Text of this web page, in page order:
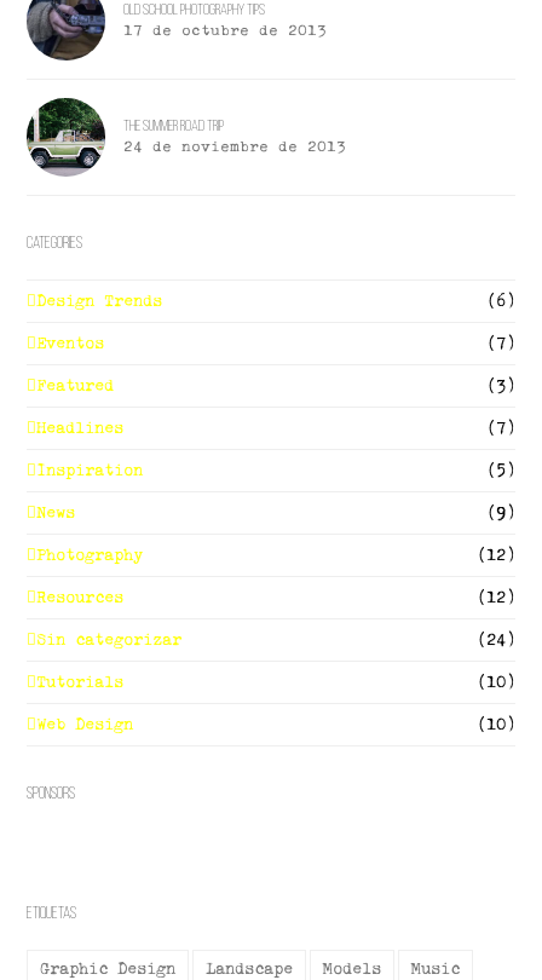
Old School Photography Tips
17 de octubre de 2013
The Summer Road Trip
24 de noviembre de 2013
Categories
Design Trends (6)
Eventos (7)
Featured (3)
Headlines (7)
Inspiration (5)
News (9)
Photography (12)
Resources (12)
Sin categorizar (24)
Tutorials (10)
Web Design (10)
Sponsors
Etiquetas
Graphic Design Landscape Models Music